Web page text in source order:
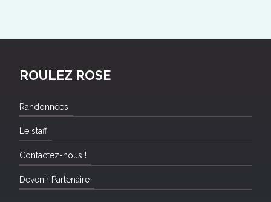
ROULEZ ROSE
Randonnées
Le staff
Contactez-nous !
Devenir Partenaire